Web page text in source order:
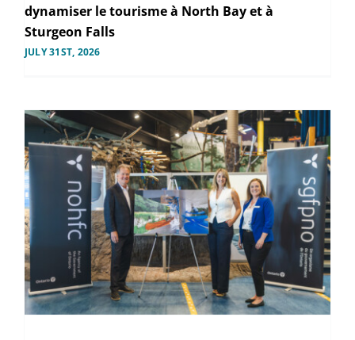
dynamiser le tourisme à North Bay et à
Sturgeon Falls
JULY 31ST, 2026